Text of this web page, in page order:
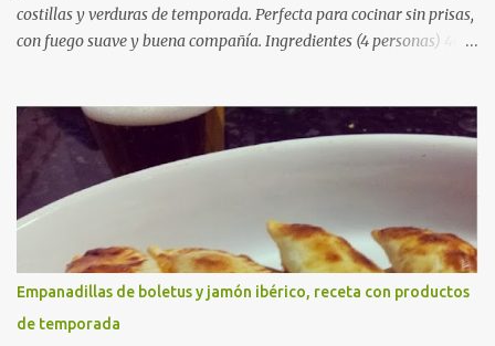
costillas y verduras de temporada. Perfecta para cocinar sin prisas,
con fuego suave y buena compañía. Ingredientes (4 personas) 400
verdes planas 2 tomates maduros rallados 1,2 litros de caldo de
pollo (o agua) 1 cucharadita de hebras de azafrán 1 cucharadita de
pimentón dulce 2 dientes de ajo Aceite de oliva virgen extra Sal al
gusto (Opcional) una ramita de romero Elaboración 1. Prepara las
verduras Limpia las alcachofas, retira las hojas duras y córtalas en
cuartos. Trocea las judías verdes. Reserva en agua con limón para
que no se oxiden. 2. Sofríe las carnes En la paellera, añade un buen
chorro de aceite de oliva y dora bien el pollo y las costillas a fuego
medio-alto. Este paso es clave: cuanto más dorado, más sabor ten...
Empanadillas de boletus y jamón ibérico, receta con productos
de temporada